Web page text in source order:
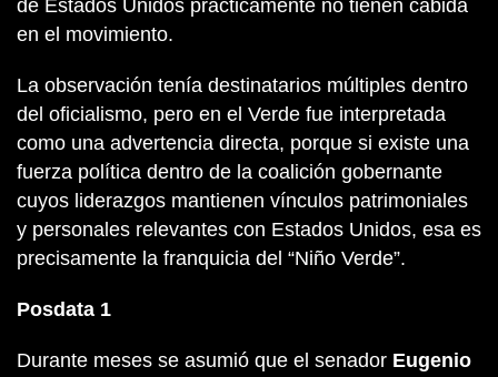
de Estados Unidos prácticamente no tienen cabida
en el movimiento.
La observación tenía destinatarios múltiples dentro
del oficialismo, pero en el Verde fue interpretada
como una advertencia directa, porque si existe una
fuerza política dentro de la coalición gobernante
cuyos liderazgos mantienen vínculos patrimoniales
y personales relevantes con Estados Unidos, esa es
precisamente la franquicia del “Niño Verde”.
Posdata 1
Durante meses se asumió que el senador Eugenio